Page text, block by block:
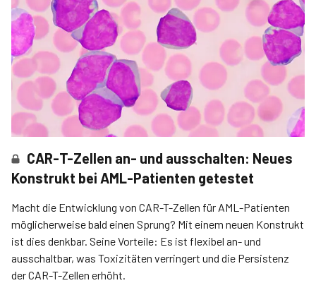
CAR-T-Zellen an- und ausschalten: Neues
Konstrukt bei AML-Patienten getestet
Macht die Entwicklung von CAR-T-Zellen für AML-Patienten
möglicherweise bald einen Sprung? Mit einem neuen Konstrukt
ist dies denkbar. Seine Vorteile: Es ist flexibel an- und
ausschaltbar, was Toxizitäten verringert und die Persistenz
der CAR-T-Zellen erhöht.